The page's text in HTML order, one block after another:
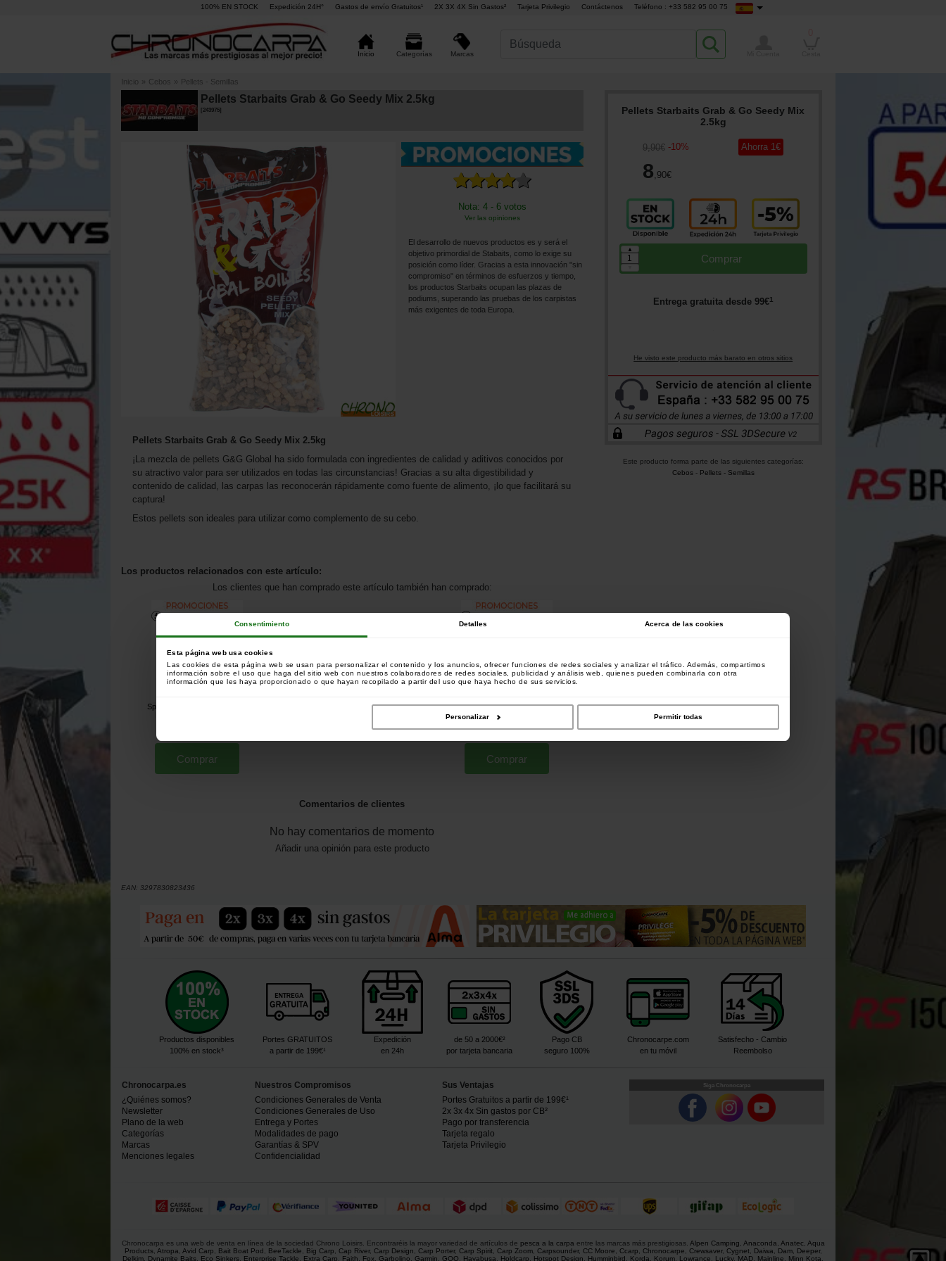
Consentimiento Detalles Acerca de las cookies
Esta página web usa cookies
Las cookies de esta página web se usan para personalizar el contenido y los anuncios, ofrecer funciones de redes sociales y analizar el tráfico. Además, compartimos
información sobre el uso que haga del sitio web con nuestros colaboradores de redes sociales, publicidad y análisis web, quienes pueden combinarla con otra
información que les haya proporcionado o que hayan recopilado a partir del uso que haya hecho de sus servicios.
Personalizar Permitir todas
100% EN STOCK Expedición 24H° Gastos de envío Gratuitos¹ 2X 3X 4X Sin Gastos² Tarjeta Privilegio Contáctenos Teléfono : +33 582 95 00 75
Inicio Categorías Marcas
Inicio » Cebos » Pellets - Semillas
Pellets Starbaits Grab & Go Seedy Mix 2.5kg
243975]
Nota: 4 - 6 votos
Ver las opiniones
El desarrollo de nuevos productos es y será el
objetivo primordial de Stabaits, como lo exige su
posición como líder. Gracias a esta innovación "sin
compromiso" en términos de esfuerzos y tiempo,
los productos Starbaits ocupan las plazas de
podiums, superando las pruebas de los carpistas
más exigentes de toda Europa.
Pellets Starbaits Grab & Go Seedy Mix
2.5kg
9,90€ -10%
8,90€
Ahorra 1€
Comprar
▲
Entrega gratuita desde 99€1
He visto este producto más barato en otros sitios
Este producto forma parte de las siguientes categorías:
Cebos- Pellets - Semillas
Pellets Starbaits Grab & Go Seedy Mix 2.5kg
¡La mezcla de pellets G&G Global ha sido formulada con ingredientes de calidad y aditivos conocidos por
su atractivo valor para ser utilizados en todas las circunstancias! Gracias a su alta digestibilidad y
contenido de calidad, las carpas las reconocerán rápidamente como fuente de alimento, ¡lo que facilitará su
captura!
Estos pellets son ideales para utilizar como complemento de su cebo.
Los productos relacionados con este artículo:
Los clientes que han comprado este artículo también han comprado:
Spod Mix Starbaits Eazi Spod
Comprar
Spod Mix Starbaits Eazi Spod
Yellow Splash 4.5kg
21,90€ 19,90€
Comprar
Comentarios de clientes
No hay comentarios de momento
Añadir una opinión para este producto
EAN: 3297830823436
Productos disponibles
100% en stock³
Portes GRATUITOS
a partir de 199€¹
Expedición
en 24h
de 50 a 2000€²
por tarjeta bancaria
Pago CB
seguro 100%
Chronocarpe.com
en tu móvil
Satisfecho - Cambio
Reembolso
Chronocarpa.es
¿Quiénes somos?
Newsletter
Plano de la web
Categorías
Marcas
Menciones legales
Nuestros Compromisos
Condiciones Generales de Venta
Condiciones Generales de Uso
Entrega y Portes
Modalidades de pago
Garantías & SPV
Confidencialidad
Sus Ventajas
Portes Gratuitos a partir de 199€¹
2x 3x 4x Sin gastos por CB²
Pago por transferencia
Tarjeta regalo
Tarjeta Privilegio
Siga Chronocarpa
Chronocarpa es una web de venta en línea de la sociedad Chrono Loisirs. Encontraréis la mayor variedad de artículos de pesca a la carpa entre las marcas más prestigiosas. Alpen Camping Anaconda Anatec Aqua
Products, Atropa Avid Carp Bait Boat Pod BeeTackle Big Carp Cap River, Carp Design Carp Porter, Carp Spirit, Carp Zoom, Carpsounder, CC Moore Ccarp Chronocarpe Crewsaver, Cygnet, Daiwa Dam, Deeper,
Delkim
Dynamite Baits Eco Sinkers Enterprise Tackle Extra Carp Faith Fox Garbolino Garmin GOO Hayabusa Holdcarp Hotspot Design Humminbird Korda Korum Lowrance Lucky, MAD Mainline Minn Kota